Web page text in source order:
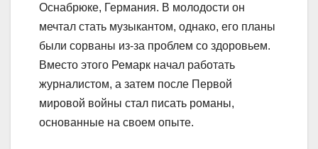
Оснабрюке, Германия. В молодости он
мечтал стать музыкантом, однако, его планы
были сорваны из-за проблем со здоровьем.
Вместо этого Ремарк начал работать
журналистом, а затем после Первой
мировой войны стал писать романы,
основанные на своем опыте.